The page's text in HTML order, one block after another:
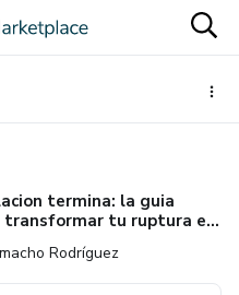
termina: la guia
transformar tu ruptura en
Rodríguez